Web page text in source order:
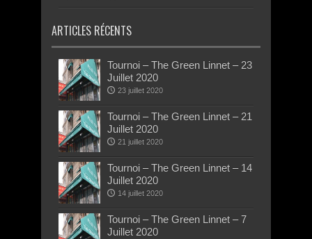
ARTICLES RÉCENTS
Tournoi – The Green Linnet – 23
Juillet 2020
23 juillet 2020
Tournoi – The Green Linnet – 21
Juillet 2020
21 juillet 2020
Tournoi – The Green Linnet – 14
Juillet 2020
14 juillet 2020
Tournoi – The Green Linnet – 7
Juillet 2020